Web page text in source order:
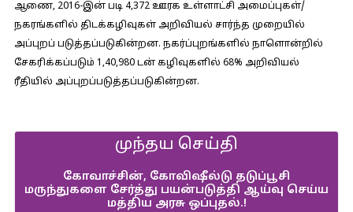
ஆணை, 2016-இன் படி 4,372 ஊரக உள்ளாட்சி அமைப்புகள்/
நகரங்களில் திடக்கழிவுகள் அறிவியல் சார்ந்த முறையில்
அப்புறப் படுத்தப்படுகின்றன. நகர்ப்புறங்களில் நாளொன்றில்
சேகரிக்கப்படும் 1,40,980 டன் கழிவுகளில் 68% அறிவியல்
ரீதியில் அப்புறப்படுத்தப்படுகின்றன.
முந்தய செய்தி
கோவாச்சின், கோவிஷீல்டு தடுப்பூசி
மருந்துகளை சேர்த்து பயன்படுத்தி ஆய்வு செய்ய
மத்திய அரசு ஒப்புதல்.!